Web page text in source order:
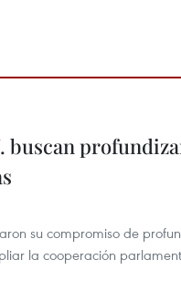
buscan
su compromiso de
la cooperación